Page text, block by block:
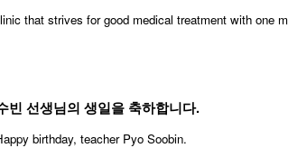
that strives for good medical treatment with one
빈 선생님의 생일을 축하합니다.
birthday, teacher Pyo Soobin.